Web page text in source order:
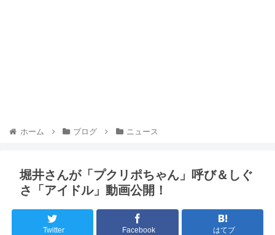
ホーム ブログ ニュース
堀井さんが「プクリポちゃん」呼び＆しぐ
さ「アイドル」動画公開！
Twitter Facebook はてブ